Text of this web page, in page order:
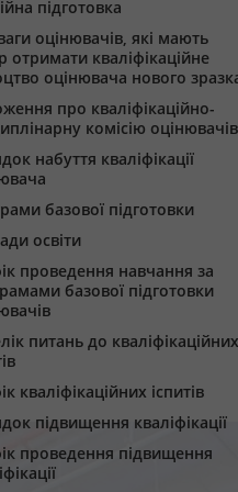
підготовка
оцінювачів, які мають
отримати кваліфікаційне
оцінювача нового
про кваліфікаційно-
комісію оцінювачів
набуття кваліфікації
базової підготовки
освіти
проведення навчання за
базової підготовки
питань до кваліфікаційних
кваліфікаційних іспитів
підвищення кваліфікації
проведення підвищення